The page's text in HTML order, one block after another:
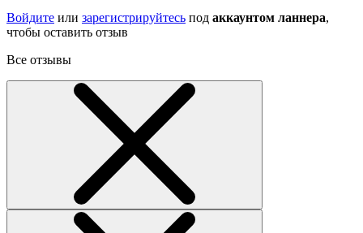
Войдите или зарегистрируйтесь под аккаунтом ланнера,
чтобы оставить отзыв
Все отзывы